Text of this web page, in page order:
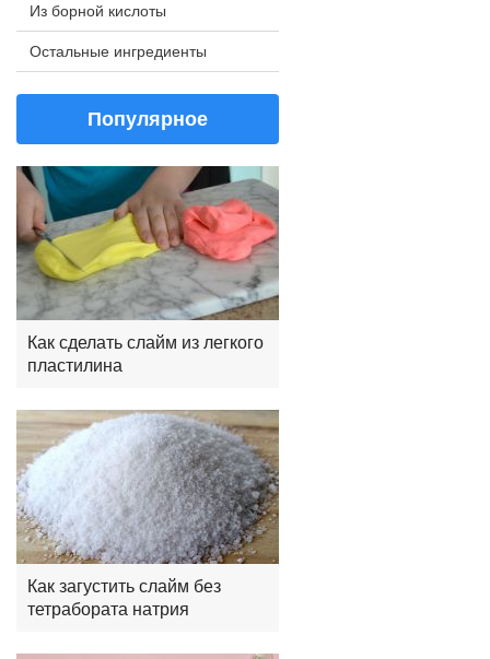
Из борной кислоты
Остальные ингредиенты
Популярное
Как сделать слайм из легкого
пластилина
Как загустить слайм без
тетрабората натрия